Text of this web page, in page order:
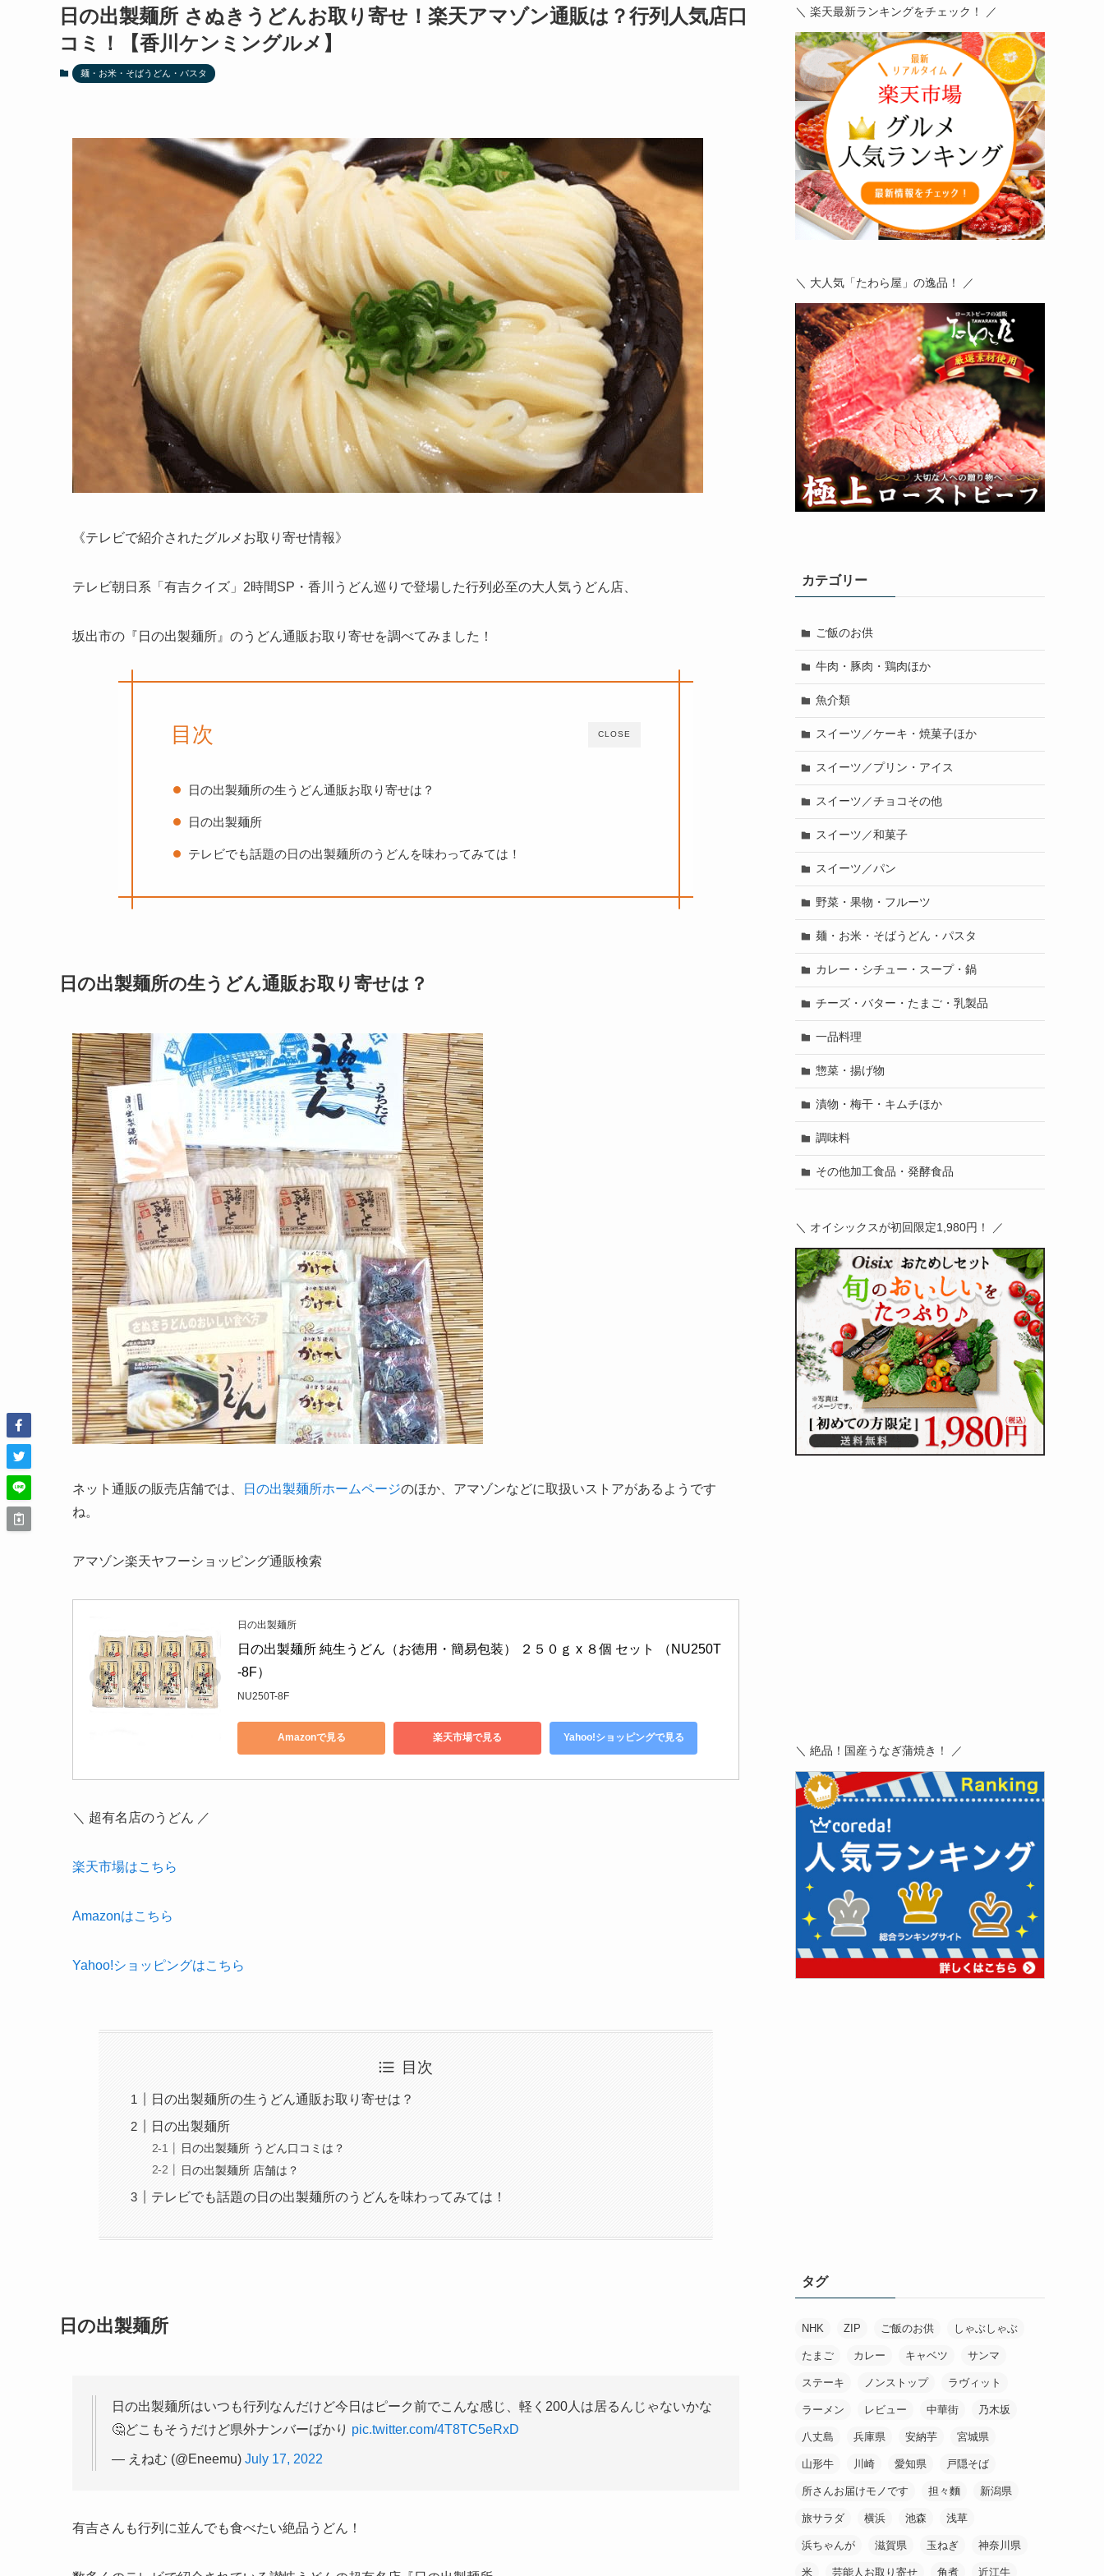
日の出製麺所 さぬきうどんお取り寄せ！楽天アマゾン通販は？行列人気店口
コミ！【香川ケンミングルメ】
麺・お米・そばうどん・パスタ
《テレビで紹介されたグルメお取り寄せ情報》
テレビ朝日系「有吉クイズ」2時間SP・香川うどん巡りで登場した行列必至の大人気うどん店、
坂出市の『日の出製麺所』のうどん通販お取り寄せを調べてみました！
CLOSE
目次
日の出製麺所の生うどん通販お取り寄せは？
日の出製麺所
テレビでも話題の日の出製麺所のうどんを味わってみては！
日の出製麺所の生うどん通販お取り寄せは？
ネット通販の販売店舗では、 日の出製麺所ホームページのほか、アマゾンなどに取扱いストアがあるようです
ね。
アマゾン楽天ヤフーショッピング通販検索
日の出製麺所
日の出製麺所 純生うどん（お徳用・簡易包装） ２５０ｇ x ８個 セット （NU250T
-8F）
NU250T-8F
Amazonで見る 楽天市場で見る Yahoo!ショッピングで見る
＼ 超有名店のうどん ／
楽天市場はこちら
Amazonはこちら
Yahoo!ショッピングはこちら
目次
日の出製麺所の生うどん通販お取り寄せは？
日の出製麺所
日の出製麺所 うどん口コミは？
日の出製麺所 店舗は？
テレビでも話題の日の出製麺所のうどんを味わってみては！
日の出製麺所
日の出製麺所はいつも行列なんだけど今日はピーク前でこんな感じ、軽く200人は居るんじゃないかな
🤔どこもそうだけど県外ナンバーばかり pic.twitter.com/4T8TC5eRxD
— えねむ (@Eneemu) July 17, 2022
有吉さんも行列に並んでも食べたい絶品うどん！
＼ 楽天最新ランキングをチェック！ ／
＼ 大人気「たわら屋」の逸品！ ／
カテゴリー
ご飯のお供
牛肉・豚肉・鶏肉ほか
魚介類
スイーツ／ケーキ・焼菓子ほか
スイーツ／プリン・アイス
スイーツ／チョコその他
スイーツ／和菓子
スイーツ／パン
野菜・果物・フルーツ
麺・お米・そばうどん・パスタ
カレー・シチュー・スープ・鍋
チーズ・バター・たまご・乳製品
一品料理
惣菜・揚げ物
漬物・梅干・キムチほか
調味料
その他加工食品・発酵食品
＼ オイシックスが初回限定1,980円！ ／
＼ 絶品！国産うなぎ蒲焼き！ ／
タグ
NHK ZIP ご飯のお供 しゃぶしゃぶ
たまご カレー キャベツ サンマ
ステーキ ノンストップ ラヴィット
ラーメン レビュー 中華街 乃木坂
八丈島 兵庫県 安納芋 宮城県
山形牛 川崎 愛知県 戸隠そば
所さんお届けモノです 担々麵 新潟県
旅サラダ 横浜 池森 浅草
浜ちゃんが 滋賀県 玉ねぎ 神奈川県
米 芸能人お取り寄せ 角煮 近江牛